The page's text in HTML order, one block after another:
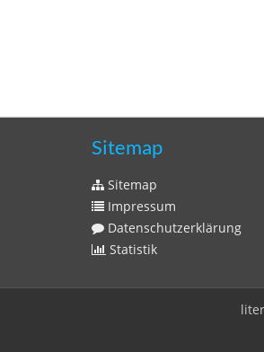
Sitemap
Sitemap
Impressum
Datenschutzerklärung
Statistik